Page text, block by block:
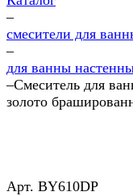
–
смесители для
–
для ванны
–Смеситель для
золото
Арт. BY610DP